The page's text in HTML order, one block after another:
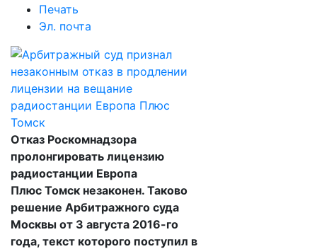
Печать
Эл. почта
Отказ Роскомнадзора
пролонгировать лицензию
радиостанции Европа
Плюс Томск незаконен. Таково
решение Арбитражного суда
Москвы от 3 августа 2016-го
года, текст которого поступил в